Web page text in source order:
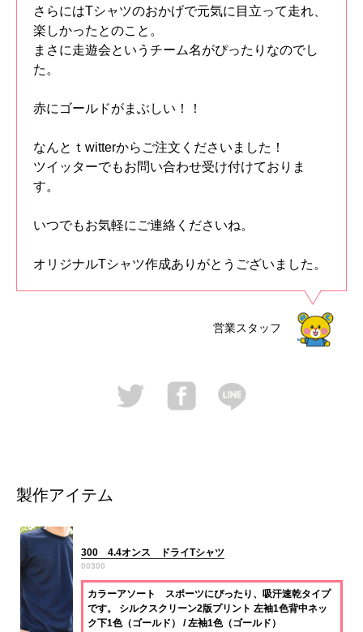
さらにはTシャツのおかげで元気に目立って走れ、
楽しかったとのこと。
まさに走遊会というチーム名がぴったりなのでし
た。
赤にゴールドがまぶしい！！
なんとｔwitterからご注文くださいました！
ツイッターでもお問い合わせ受け付けておりま
す。
いつでもお気軽にご連絡くださいね。
オリジナルTシャツ作成ありがとうございました。
営業スタッフ
製作アイテム
300 4.4オンス ドライTシャツ
00300
カラーアソート スポーツにぴったり、吸汗速乾タイプ
です。 シルクスクリーン2版プリント 左袖1色背中ネッ
ク下1色（ゴールド） / 左袖1色（ゴールド）